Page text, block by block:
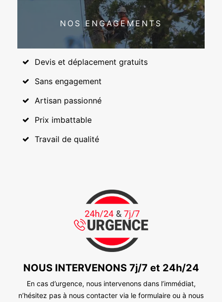
NOS ENGAGEMENTS
Devis et déplacement gratuits
Sans engagement
Artisan passionné
Prix imbattable
Travail de qualité
NOUS INTERVENONS 7j/7 et 24h/24
En cas d’urgence, nous intervenons dans l’immédiat,
n’hésitez pas à nous contacter via le formulaire ou à nous